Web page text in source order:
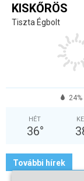
KISKŐRÖS
Tiszta Égbolt
24%
HÉT
36°
További hírek